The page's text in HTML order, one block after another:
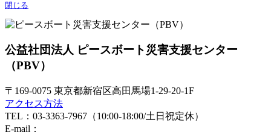
閉じる
公益社団法人 ピースボート災害支援センター
（PBV）
〒169-0075 東京都新宿区高田馬場1-29-20-1F
アクセス方法
TEL：03-3363-7967（10:00-18:00/土日祝定休）
E-mail：